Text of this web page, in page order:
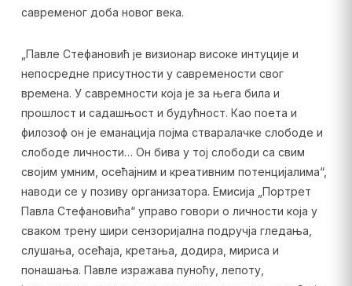
савременог доба новог века.
„Павле Стефановић је визионар високе интуције и
непосредне присутности у савремености свог
времена. У савремности која је за њега била и
прошлост и садашњост и будућност. Као поета и
филозоф он је еманација појма стваралачке слободе и
слободе личности… Он бива у тој слободи са свим
својим умним, осећајним и креативним потенцијалима“,
наводи се у позиву организатора. Емисија „Портрет
Павла Стефановића“ управо говори о личности која у
сваком трену шири сензоријална подручја гледања,
слушања, осећаја, кретања, додира, мириса и
понашања. Павле изражава пуноћу, лепоту,